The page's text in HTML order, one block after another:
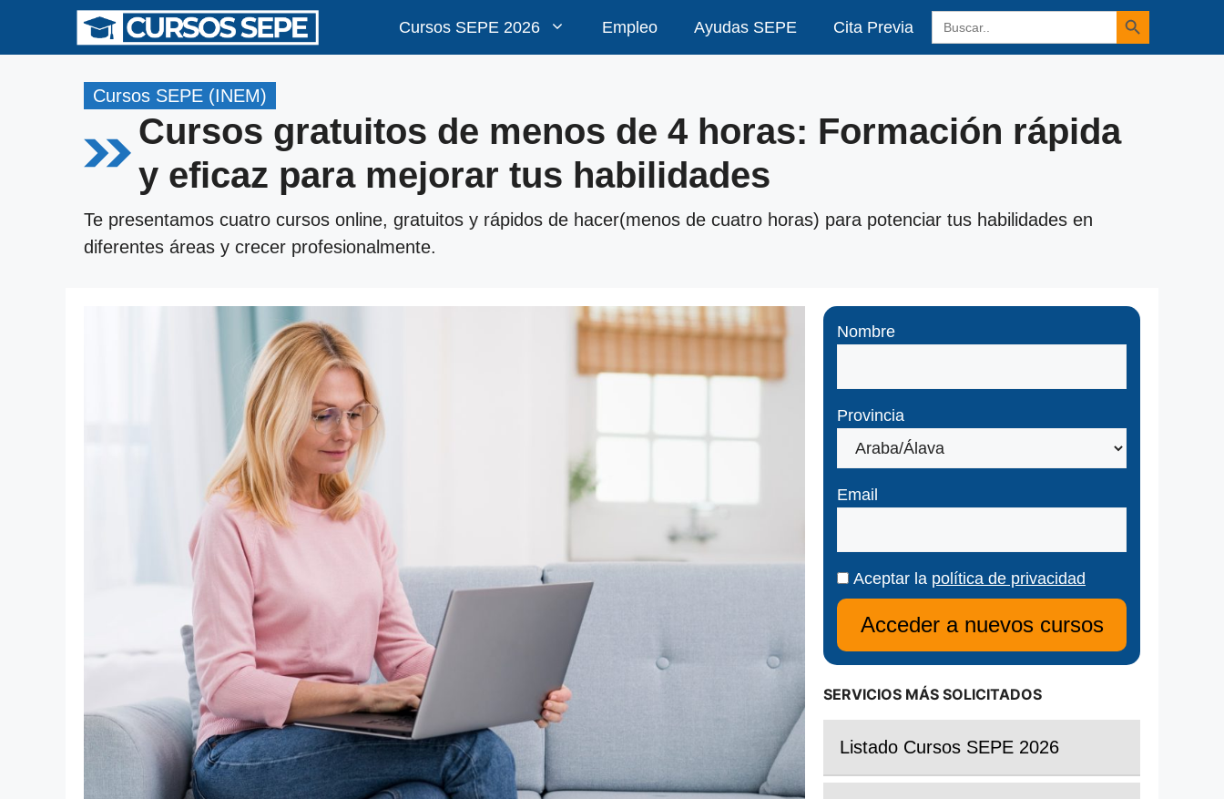
contenido
Cursos SEPE 2026 Empleo Ayudas SEPE Cita Previa Buscar: Botón de búsqueda
Cursos SEPE (INEM)
Cursos gratuitos de menos de 4 horas: Formación rápida
y eficaz para mejorar tus habilidades
Te presentamos cuatro cursos online, gratuitos y rápidos de hacer(menos de cuatro horas) para potenciar tus habilidades en
diferentes áreas y crecer profesionalmente.
Nombre
Provincia
Email
Aceptar la política de privacidad
SERVICIOS MÁS SOLICITADOS
Listado Cursos SEPE 2026